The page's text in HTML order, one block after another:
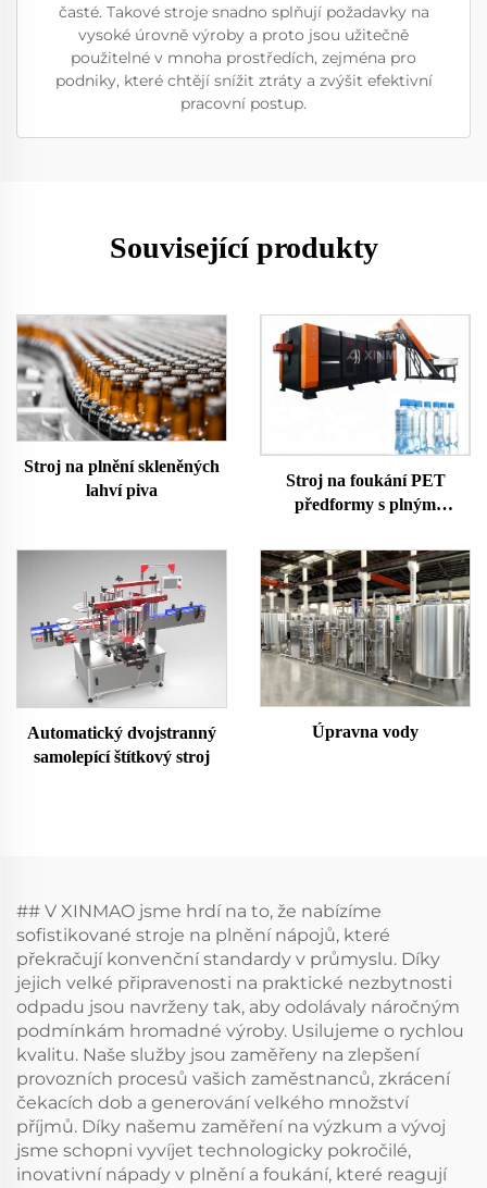
časté. Takové stroje snadno splňují požadavky na
vysoké úrovně výroby a proto jsou užitečně
použitelné v mnoha prostředích, zejména pro
podniky, které chtějí snížit ztráty a zvýšit efektivní
pracovní postup.
Související produkty
Stroj na plnění skleněných
lahví piva
Stroj na foukání PET
předformy s plným
Automatický dvojstranný
samolepící štítkový stroj
Úpravna vody
## V XINMAO jsme hrdí na to, že nabízíme
sofistikované stroje na plnění nápojů, které
překračují konvenční standardy v průmyslu. Díky
jejich velké připravenosti na praktické nezbytnosti
odpadu jsou navrženy tak, aby odolávaly náročným
podmínkám hromadné výroby. Usilujeme o rychlou
kvalitu. Naše služby jsou zaměřeny na zlepšení
provozních procesů vašich zaměstnanců, zkrácení
čekacích dob a generování velkého množství
příjmů. Díky našemu zaměření na výzkum a vývoj
jsme schopni vyvíjet technologicky pokročilé,
inovativní nápady v plnění a foukání, které reagují